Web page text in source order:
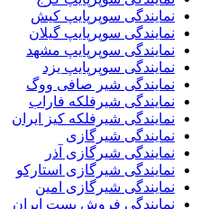
نمایندگی سوپرپایپ کیش
نمایندگی سوپرپایپ گیلان
نمایندگی سوپرپایپ مشهد
نمایندگی سوپرپایپ یزد
نمایندگی شیر صافی ووگ
نمایندگی شیرفلکه فاراب
نمایندگی شیرفلکه کیز ایران
نمایندگی شیرگازی
نمایندگی شیرگازی آذر
نمایندگی شیرگازی استارکو
نمایندگی شیرگازی امین
نمایندگی فروش بست ایران